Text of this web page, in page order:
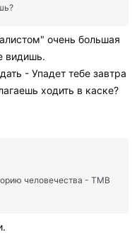
очень большая
видишь.
- Упадет тебе завтра
ходить в каске?
человечества - ТМВ